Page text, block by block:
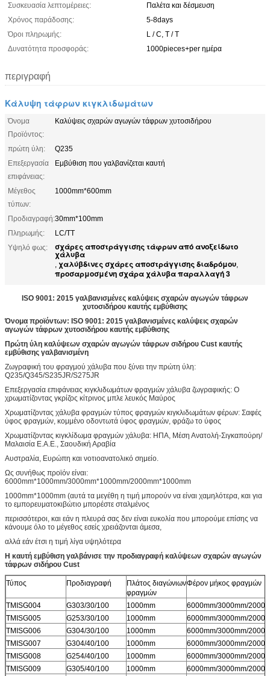
Συσκευασία λεπτομέρειες:
Παλέτα και δέσμευση
Χρόνος παράδοσης:
5-8days
Όροι πληρωμής:
L / C, T / T
Δυνατότητα προσφοράς:
1000pieces+per ημέρα
περιγραφή
Κάλυψη τάφρων κιγκλιδωμάτων
Όνομα
Προϊόντος:
Καλύψεις σχαρών αγωγών τάφρων χυτοσιδήρου
πρώτη ύλη:
Q235
Επεξεργασία
επιφάνειας:
Εμβύθιση που γαλβανίζεται καυτή
Μέγεθος
τύπων:
1000mm*600mm
Προδιαγραφή:30mm*100mm
Πληρωμής:
LC/TT
Υψηλό φως:
σχάρες αποστράγγισης τάφρων από ανοξείδωτο
χάλυβα
, χαλύβδινες σχάρες αποστράγγισης διαδρόμου,
προσαρμοσμένη σχάρα χάλυβα παραλλαγή 3
ISO 9001: 2015 γαλβανισμένες καλύψεις σχαρών αγωγών τάφρων
χυτοσιδήρου καυτής εμβύθισης
Όνομα προϊόντων: ISO 9001: 2015 γαλβανισμένες καλύψεις σχαρών
αγωγών τάφρων χυτοσιδήρου καυτής εμβύθισης
Πρώτη ύλη καλύψεων σχαρών αγωγών τάφρων σιδήρου Cust καυτής
εμβύθισης γαλβανισμένη
Ζωγραφική του φραγμού χάλυβα που ξύνει την πρώτη ύλη:
Q235/Q345/S235JR/S275JR
Επεξεργασία επιφάνειας κιγκλιδωμάτων φραγμών χάλυβα ζωγραφικής: Ο
χρωματίζοντας γκρίζος κίτρινος μπλε λευκός Μαύρος
Χρωματίζοντας χάλυβα φραγμών τύπος φραγμών κιγκλιδωμάτων φέρων: Σαφές
ύφος φραγμών, κομμένο οδοντωτά ύφος φραγμών, φράζω το ύφος
Χρωματίζοντας κιγκλίδωμα φραγμών χάλυβα: ΗΠΑ, Μέση Ανατολή-Σιγκαπούρη/
Μαλαισία Ε.Α.Ε., Σαουδική Αραβία
Αυστραλία, Ευρώπη και νοτιοανατολικό σημείο.
Ως συνήθως προϊόν είναι:
6000mm*1000mm/3000mm*1000mm/2000mm*1000mm
1000mm*1000mm (αυτά τα μεγέθη η τιμή μπορούν να είναι χαμηλότερα, και για
το εμπορευματοκιβώτιο μπορέστε σταλμένος
περισσότεροι, και εάν η πλευρά σας δεν είναι ευκολία που μπορούμε επίσης να
κάνουμε όλο το μέγεθος εσείς χρειάζονται άμεσα,
αλλά εάν έτσι η τιμή λίγα υψηλότερα
Η καυτή εμβύθιση γαλβάνισε την προδιαγραφή καλύψεων σχαρών αγωγών
τάφρων σιδήρου Cust
Τύπος Προδιαγραφή
Πλάτος διαγώνιων
φραγμών
Φέρον μήκος φραγμών
TMISG004 G303/30/100 1000mm
6000mm/3000mm/
TMISG005
G253/30/100 1000mm
6000mm/3000mm/
TMISG006
G304/30/100 1000mm
6000mm/3000mm/
TMISG007
G304/40/100 1000mm
6000mm/3000mm/
TMISG008
G254/40/100 1000mm
6000mm/3000mm/
TMISG009
G305/40/100 1000mm
6000mm/3000mm/